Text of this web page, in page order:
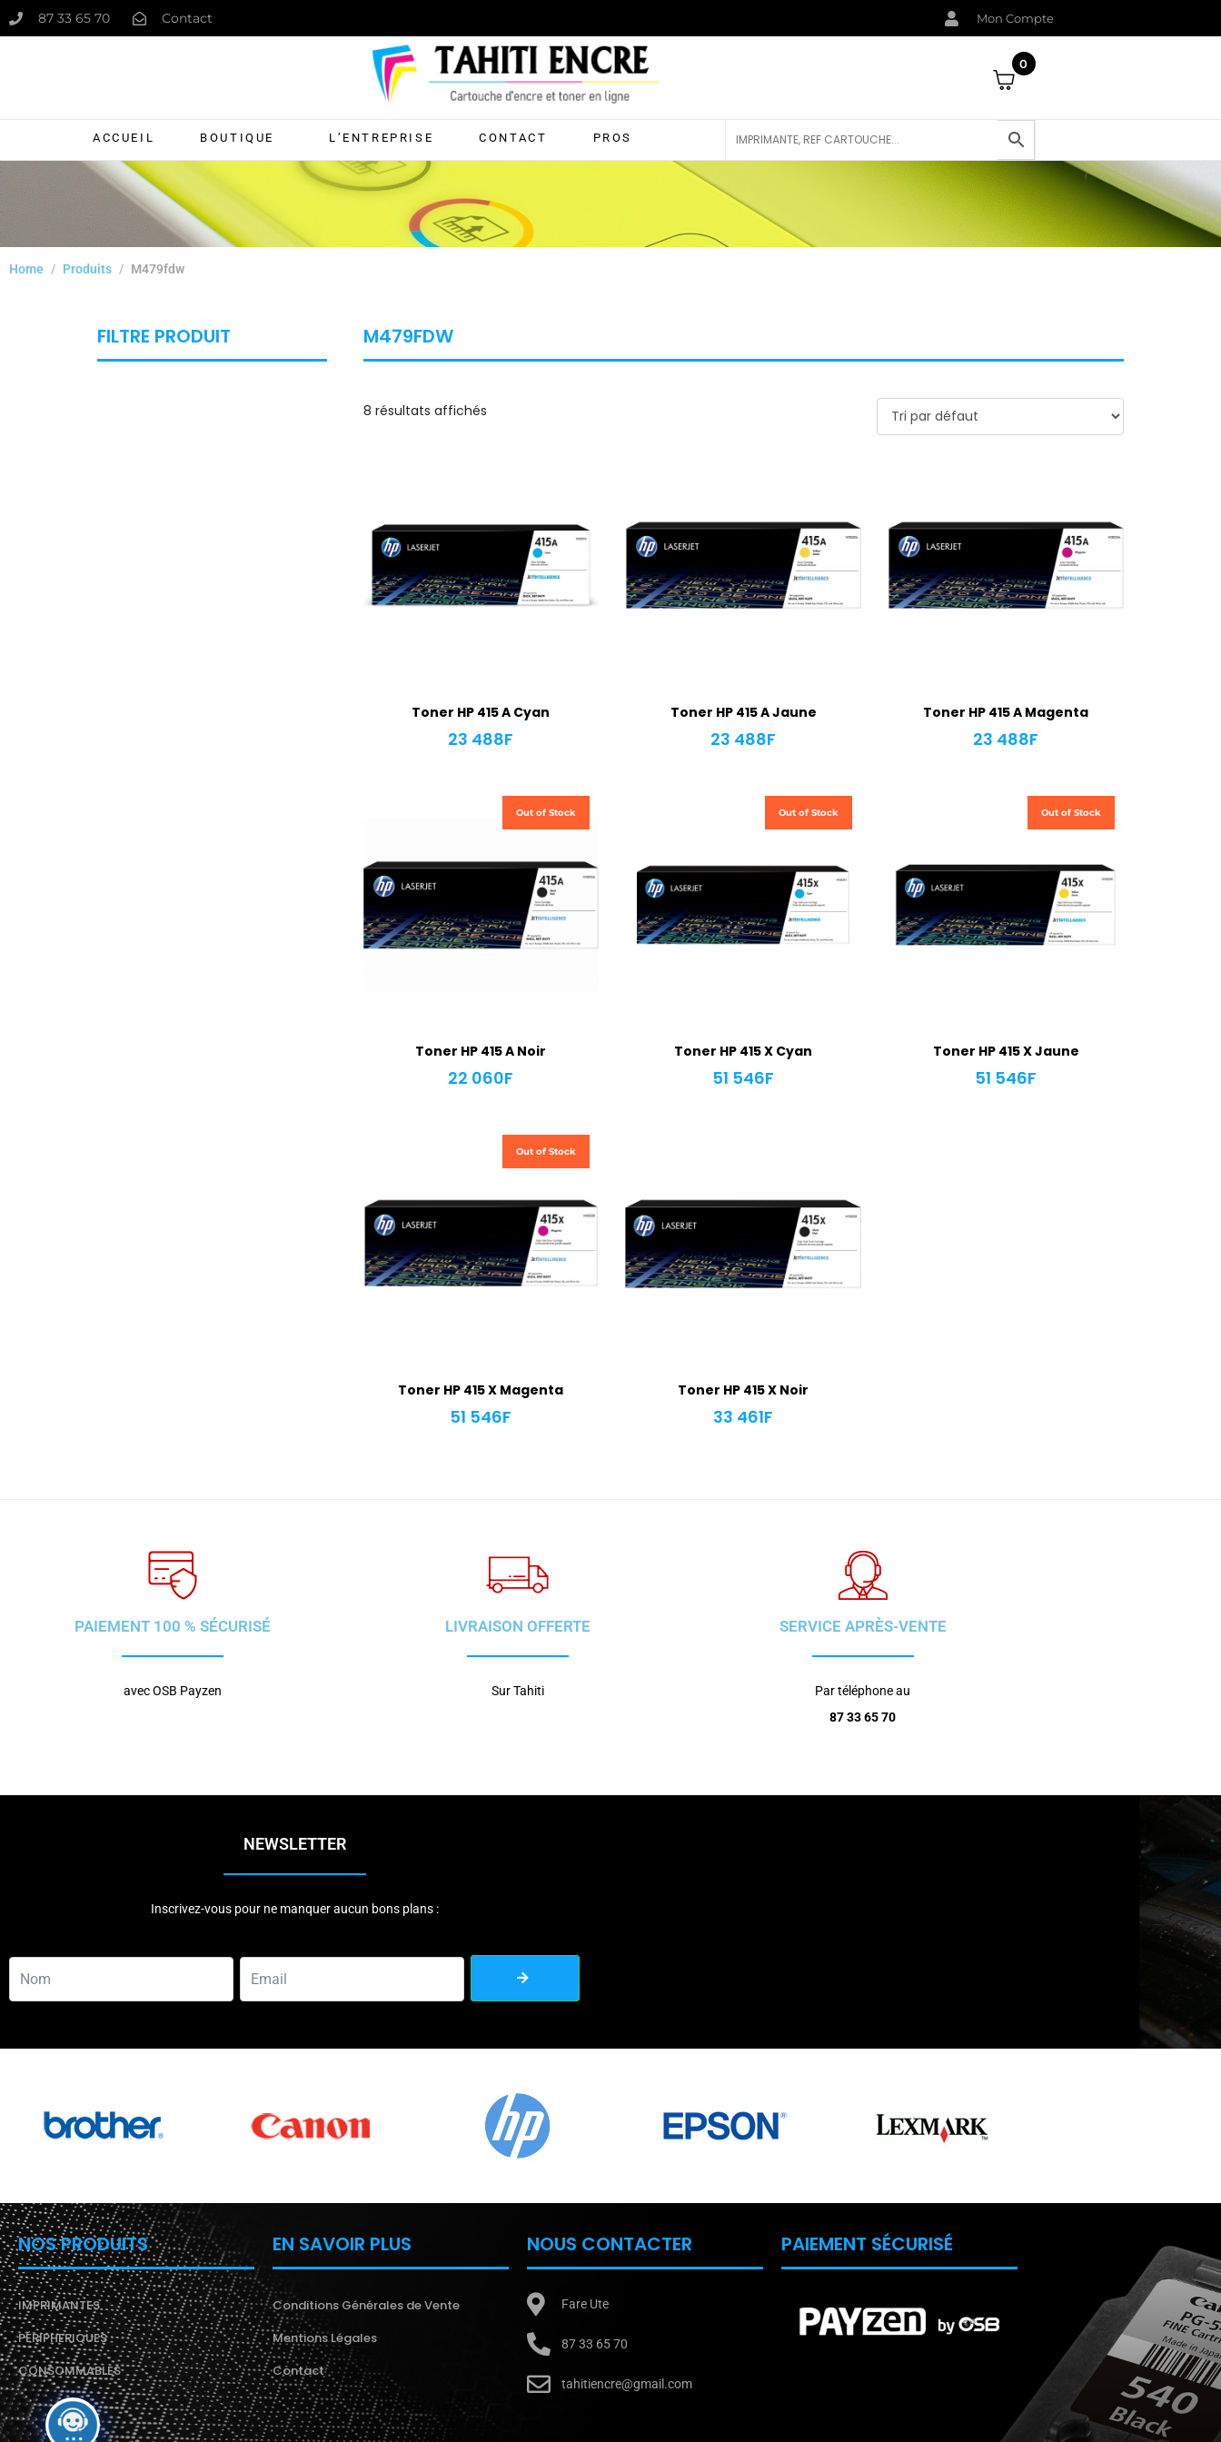
87 33 65 70 Contact Mon Compte
0
ACCUEIL BOUTIQUE L’ENTREPRISE CONTACT PROS
Home Produits M479fdw
M479FDW
8 résultats affichés
Toner HP 415 A Cyan
23 488F
Toner HP 415 A Jaune
23 488F
Toner HP 415 A Magenta
23 488F
Out of Stock
Toner HP 415 A Noir
22 060F
Out of Stock
Toner HP 415 X Cyan
51 546F
Out of Stock
Toner HP 415 X Jaune
51 546F
Out of Stock
Toner HP 415 X Magenta
51 546F
Toner HP 415 X Noir
33 461F
FILTRE PRODUIT
PAIEMENT 100 % SÉCURISÉ
avec OSB Payzen
LIVRAISON OFFERTE
Sur Tahiti
SERVICE APRÈS-VENTE
Par téléphone au
87 33 65 70
NEWSLETTER
Inscrivez-vous pour ne manquer aucun bons plans :
NOS PRODUITS
IMPRIMANTES
PÉRIPHERIQUES
CONSOMMABLES
EN SAVOIR PLUS
Conditions Générales de Vente
Mentions Légales
Contact
NOUS CONTACTER
Fare Ute
87 33 65 70
tahitiencre@gmail.com
PAIEMENT SÉCURISÉ